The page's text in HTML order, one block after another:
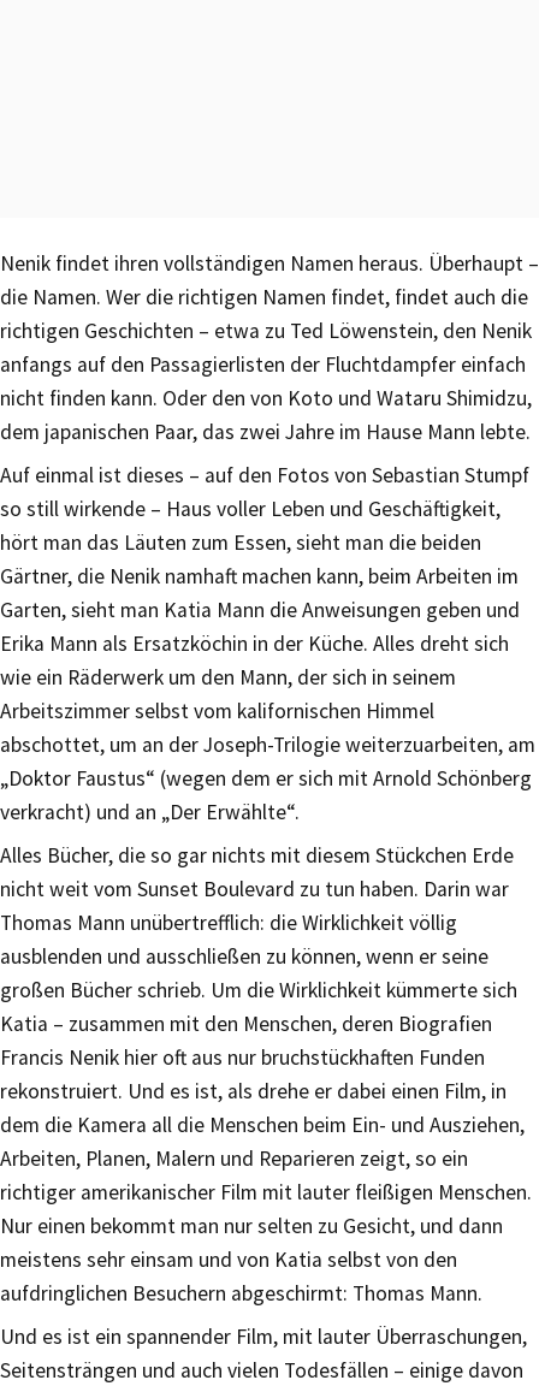
Nenik findet ihren vollständigen Namen heraus. Überhaupt –
die Namen. Wer die richtigen Namen findet, findet auch die
richtigen Geschichten – etwa zu Ted Löwenstein, den Nenik
anfangs auf den Passagierlisten der Fluchtdampfer einfach
nicht finden kann. Oder den von Koto und Wataru Shimidzu,
dem japanischen Paar, das zwei Jahre im Hause Mann lebte.
Auf einmal ist dieses – auf den Fotos von Sebastian Stumpf
so still wirkende – Haus voller Leben und Geschäftigkeit,
hört man das Läuten zum Essen, sieht man die beiden
Gärtner, die Nenik namhaft machen kann, beim Arbeiten im
Garten, sieht man Katia Mann die Anweisungen geben und
Erika Mann als Ersatzköchin in der Küche. Alles dreht sich
wie ein Räderwerk um den Mann, der sich in seinem
Arbeitszimmer selbst vom kalifornischen Himmel
abschottet, um an der Joseph-Trilogie weiterzuarbeiten, am
„Doktor Faustus“ (wegen dem er sich mit Arnold Schönberg
verkracht) und an „Der Erwählte“.
Alles Bücher, die so gar nichts mit diesem Stückchen Erde
nicht weit vom Sunset Boulevard zu tun haben. Darin war
Thomas Mann unübertrefflich: die Wirklichkeit völlig
ausblenden und ausschließen zu können, wenn er seine
großen Bücher schrieb. Um die Wirklichkeit kümmerte sich
Katia – zusammen mit den Menschen, deren Biografien
Francis Nenik hier oft aus nur bruchstückhaften Funden
rekonstruiert. Und es ist, als drehe er dabei einen Film, in
dem die Kamera all die Menschen beim Ein- und Ausziehen,
Arbeiten, Planen, Malern und Reparieren zeigt, so ein
richtiger amerikanischer Film mit lauter fleißigen Menschen.
Nur einen bekommt man nur selten zu Gesicht, und dann
meistens sehr einsam und von Katia selbst von den
aufdringlichen Besuchern abgeschirmt: Thomas Mann.
Und es ist ein spannender Film, mit lauter Überraschungen,
Seitensträngen und auch vielen Todesfällen – einige davon